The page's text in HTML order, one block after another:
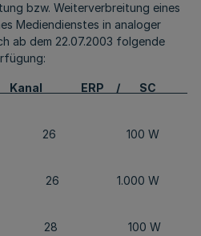
bzw. Weiterverbreitung eines
Mediendienstes in analoger
ab dem 22.07.2003 folgende
ERP / SC
26 100 W
26 1.000 W
28 100 W